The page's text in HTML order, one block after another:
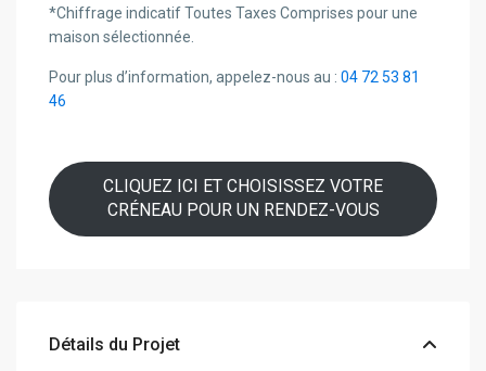
*Chiffrage indicatif Toutes Taxes Comprises pour une
maison sélectionnée.
Pour plus d’information, appelez-nous au :04 72 53 81
46
CLIQUEZ ICI ET CHOISISSEZ VOTRE
CRÉNEAU POUR UN RENDEZ-VOUS
Détails du Projet